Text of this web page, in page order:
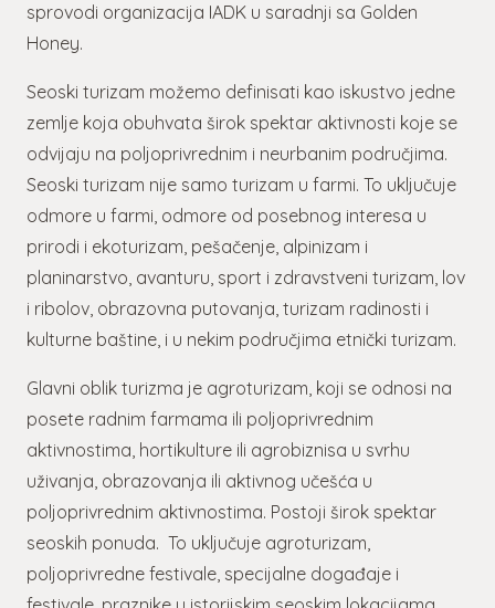
sprovodi organizacija IADK u saradnji sa Golden
Honey.
Seoski turizam možemo definisati kao iskustvo jedne
zemlje koja obuhvata širok spektar aktivnosti koje se
odvijaju na poljoprivrednim i neurbanim područjima.
Seoski turizam nije samo turizam u farmi. To uključuje
odmore u farmi, odmore od posebnog interesa u
prirodi i ekoturizam, pešačenje, alpinizam i
planinarstvo, avanturu, sport i zdravstveni turizam, lov
i ribolov, obrazovna putovanja, turizam radinosti i
kulturne baštine, i u nekim područjima etnički turizam.
Glavni oblik turizma je agroturizam, koji se odnosi na
posete radnim farmama ili poljoprivrednim
aktivnostima, hortikulture ili agrobiznisa u svrhu
uživanja, obrazovanja ili aktivnog učešća u
poljoprivrednim aktivnostima. Postoji širok spektar
seoskih ponuda. To uključuje agroturizam,
poljoprivredne festivale, specijalne događaje i